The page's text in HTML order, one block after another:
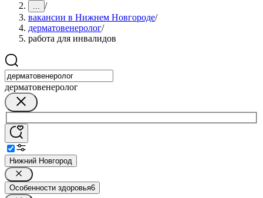
... /
вакансии в Нижнем Новгороде/
дерматовенеролог/
работа для инвалидов
дерматовенеролог
Нижний Новгород
Особенности здоровья6